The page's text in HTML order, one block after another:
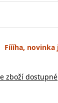
Fíííha, novinka
zboží dostupné